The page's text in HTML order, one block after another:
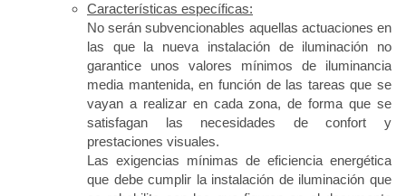
Características específicas:
No serán subvencionables aquellas actuaciones en
las que la nueva instalación de iluminación no
garantice unos valores mínimos de iluminancia
media mantenida, en función de las tareas que se
vayan a realizar en cada zona, de forma que se
satisfagan las necesidades de confort y
prestaciones visuales.
Las exigencias mínimas de eficiencia energética
que debe cumplir la instalación de iluminación que